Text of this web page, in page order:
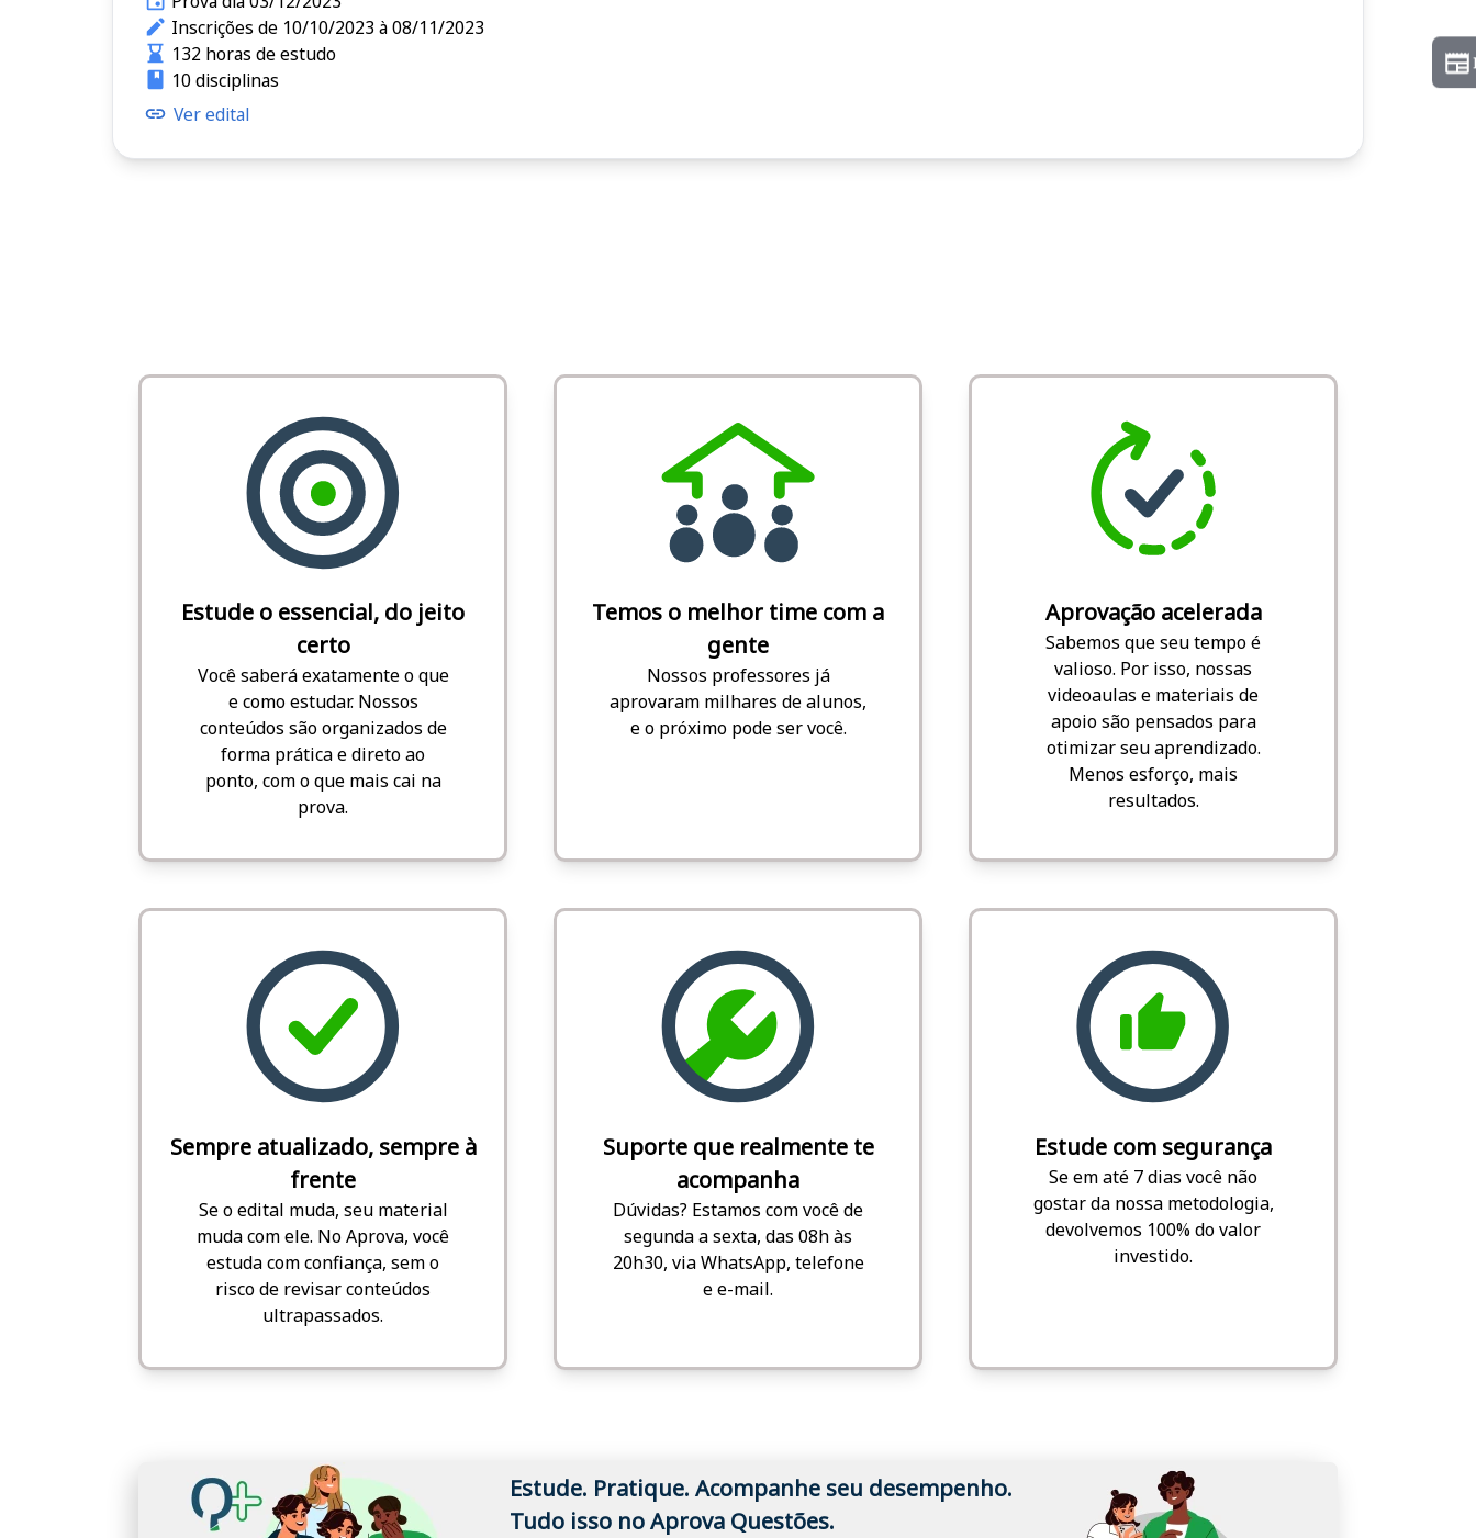
Inscrições de 10/10/2023 à 08/11/2023
132 horas de estudo
10 disciplinas
Ver edital
Estude o essencial, do jeito
certo
Você saberá exatamente o que
e como estudar. Nossos
conteúdos são organizados de
forma prática e direto ao
ponto, com o que mais cai na
prova.
Temos o melhor time com a
gente
Nossos professores já
aprovaram milhares de alunos,
e o próximo pode ser você.
Aprovação acelerada
Sabemos que seu tempo é
valioso. Por isso, nossas
videoaulas e materiais de
apoio são pensados para
otimizar seu aprendizado.
Menos esforço, mais
resultados.
Sempre atualizado, sempre à
frente
Se o edital muda, seu material
muda com ele. No Aprova, você
estuda com confiança, sem o
risco de revisar conteúdos
ultrapassados.
Suporte que realmente te
acompanha
Dúvidas? Estamos com você de
segunda a sexta, das 08h às
20h30, via WhatsApp, telefone
e e-mail.
Estude com segurança
Se em até 7 dias você não
gostar da nossa metodologia,
devolvemos 100% do valor
investido.
Estude. Pratique. Acompanhe seu desempenho.
Tudo isso no Aprova Questões.